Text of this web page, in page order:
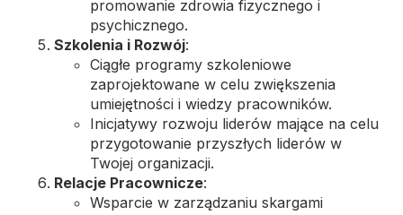
promowanie zdrowia fizycznego i
psychicznego.
Szkolenia i Rozwój:
Ciągłe programy szkoleniowe
zaprojektowane w celu zwiększenia
umiejętności i wiedzy pracowników.
Inicjatywy rozwoju liderów mające na celu
przygotowanie przyszłych liderów w
Twojej organizacji.
Relacje Pracownicze:
Wsparcie w zarządzaniu skargami